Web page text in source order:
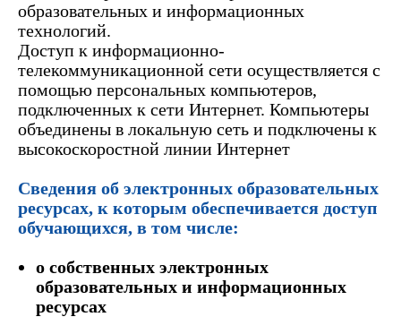
образовательных и информационных
технологий.
Доступ к информационно-
телекоммуникационной сети осуществляется с
помощью персональных компьютеров,
подключенных к сети Интернет. Компьютеры
объединены в локальную сеть и подключены к
высокоскоростной линии Интернет
Сведения об электронных образовательных
ресурсах, к которым обеспечивается доступ
обучающихся, в том числе:
о собственных электронных
образовательных и информационных
ресурсах